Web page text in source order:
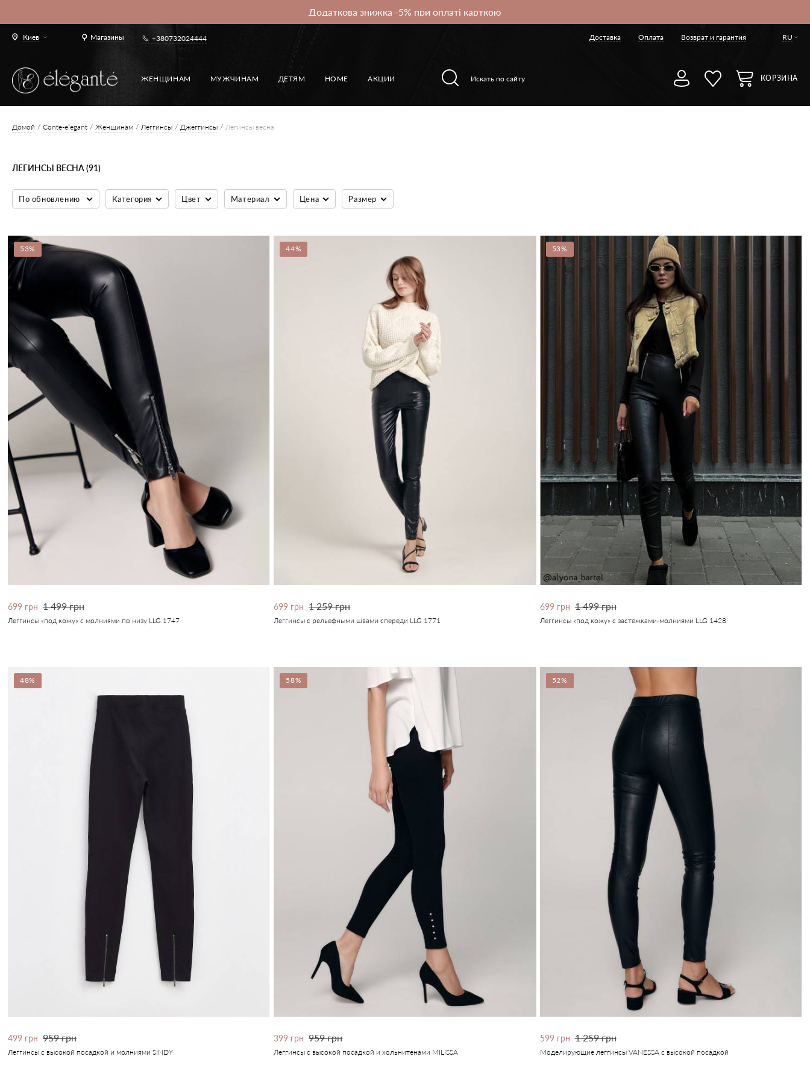
Додаткова знижка -5% при оплаті карткою
Киев Магазины +380732024444 Доставка Оплата Возврат и гарантия RU
ЖЕНЩИНАМ МУЖЧИНАМ ДЕТЯМ HOME АКЦИИ КОРЗИНА
Домой Conte-elegant Женщинам Леггинсы Джеггинсы Легинсы весна
ЛЕГИНСЫ ВЕСНА (91)
По обновлению Категория Цвет Материал Цена Размер
53%
699 грн 1 499 грн
Леггинсы «под кожу» с молниями по низу LLG 1747
44%
699 грн 1 259 грн
Леггинсы с рельефными швами спереди LLG 1771
53%
699 грн 1 499 грн
Леггинсы «под кожу» с застежками-молниями LLG 1428
48%
499 грн 959 грн
Леггинсы с высокой посадкой и молниями SINDY
58%
399 грн 959 грн
Леггинсы с высокой посадкой и хольнитенами MILISSA
52%
599 грн 1 259 грн
Моделирующие леггинсы VANESSA с высокой посадкой